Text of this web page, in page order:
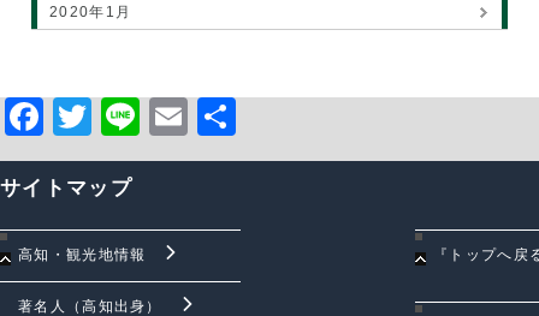
2020年1月
Facebook
Twitter
LineEmail
有
サイトマップ
高知・観光地情報
著名人（高知出身）
『トップへ戻